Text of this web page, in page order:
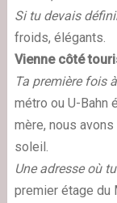
Si tu devais
froids, élégants.
Vienne côté
Ta première fois
métro ou U-Bahn
mère, nous
soleil.
Une adresse où
premier étage du